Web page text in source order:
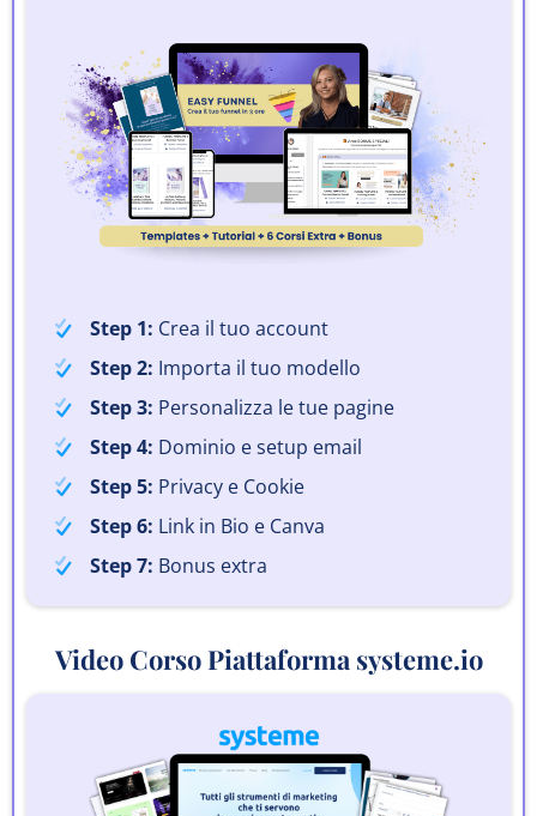
Step 1: Crea il tuo account
Step 2: Importa il tuo modello
Step 3: Personalizza le tue pagine
Step 4: Dominio e setup email
Step 5: Privacy e Cookie
Step 6: Link in Bio e Canva
Step 7: Bonus extra
Video Corso Piattaforma systeme.io